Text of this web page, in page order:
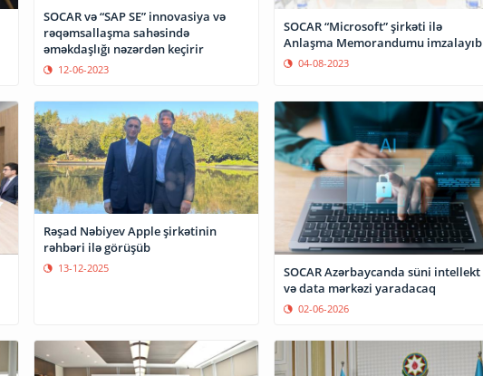
SOCAR və “SAP SE” innovasiya və
rəqəmsallaşma sahəsində
əməkdaşlığı nəzərdən keçirir
12-06-2023
SOCAR “Microsoft” şirkəti ilə
Anlaşma Memorandumu imzalayıb
04-08-2023
Rəşad Nəbiyev Apple şirkətinin
rəhbəri ilə görüşüb
13-12-2025
SOCAR Azərbaycanda süni intellekt
və data mərkəzi yaradacaq
02-06-2026